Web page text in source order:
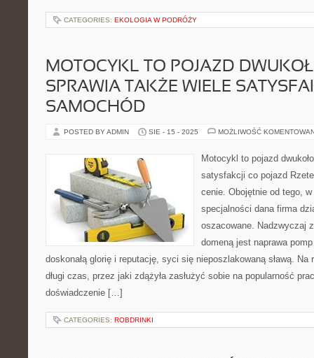
CATEGORIES: EKOLOGIA W PODRÓŻY
MOTOCYKL TO POJAZD
SPRAWIA TAKŻE WIELE
SAMOCHÓD
POSTED BY ADMIN SIE - 15 - 2025 MOŻLIWOŚĆ
Motocykl to pojazd
satysfakcji co pojazd
cenie. Obojętnie od tego,
specjalności dana firma
oszacowane. Nadzwyczaj
domeną jest naprawa
doskonałą glorię i reputację, syci się nieposzlakowaną sławą. Na
długi czas, przez jaki zdążyła zasłużyć sobie na popularność
doświadczenie […]
CATEGORIES: ROBDRINKI